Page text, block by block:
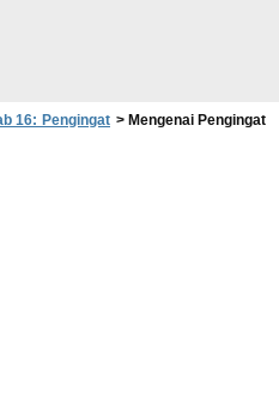
16: Pengingat > Mengenai Pengingat